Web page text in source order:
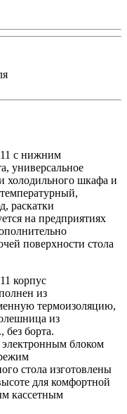
с нижним
универсальное
холодильного шкафа и
раскатки
на предприятиях
поверхности стола
корпус
из
термоизоляцию,
из
борта.
электронным блоком
стола изготовлены
для комфортной
кассетным